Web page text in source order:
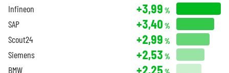
Infineon +3,99 %
SAP +3,40 %
Scout24 +2,99 %
Siemens +2,53 %
BMW +2,25